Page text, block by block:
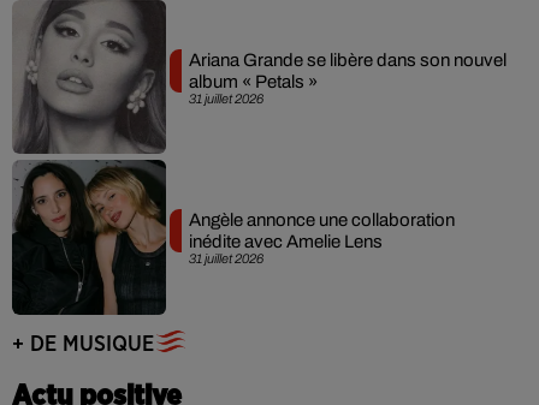
31 juillet 2026
Ariana Grande se libère dans son nouvel
album « Petals »
31 juillet 2026
Angèle annonce une collaboration
inédite avec Amelie Lens
+ DE MUSIQUE
Actu positive